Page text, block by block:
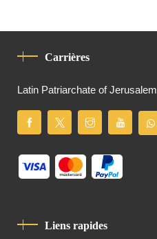
Carrières
Latin Patriarchate of Jerusalem
Liens rapides